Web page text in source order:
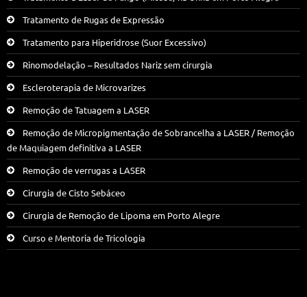
Tratamento de Rugas de Expressão
Tratamento para Hiperidrose (Suor Excessivo)
Rinomodelação – Resultados Nariz sem cirurgia
Escleroterapia de Microvarizes
Remoção de Tatuagem a LASER
Remoção de Micropigmentação de Sobrancelha a LASER / Remoção
de Maquiagem definitiva a LASER
Remoção de verrugas a LASER
Cirurgia de Cisto Sebáceo
Cirurgia de Remoção de Lipoma em Porto Alegre
Curso e Mentoria de Tricologia